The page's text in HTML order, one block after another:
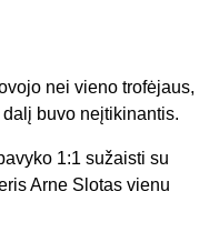
nei vieno trofėjaus,
buvo neįtikinantis.
1:1 sužaisti su
Arne Slotas vienu